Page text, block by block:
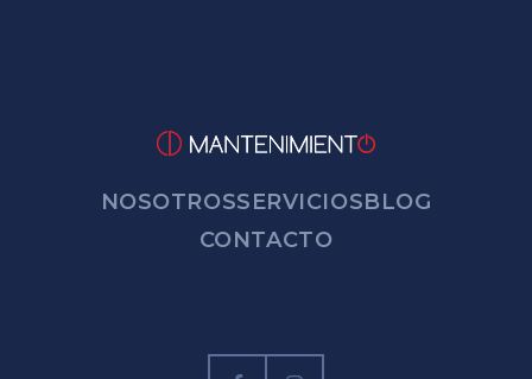
NOSOTROSSERVICIOSBLOG
CONTACTO